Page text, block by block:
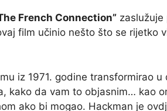
French Connection” zaslužuje
film učinio nešto što se rijetko
iz 1971. godine transformirao
kako da vam to objasnim… kao
ako bi mogao. Hackman je